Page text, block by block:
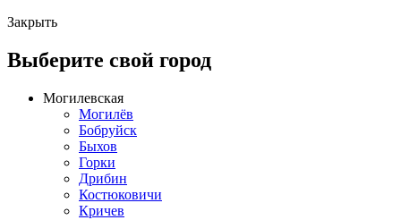
Закрыть
Выберите свой город
Могилевская
Могилёв
Бобруйск
Быхов
Горки
Дрибин
Костюковичи
Кричев